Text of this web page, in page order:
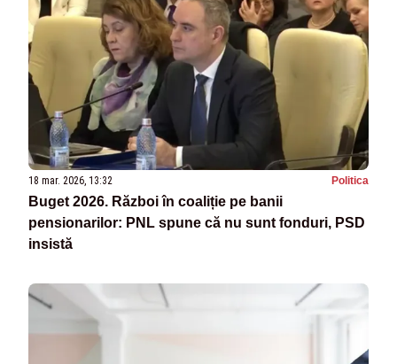
18 mar. 2026, 13:32 Politica
Buget 2026. Război în coaliție pe banii
pensionarilor: PNL spune că nu sunt fonduri, PSD
insistă